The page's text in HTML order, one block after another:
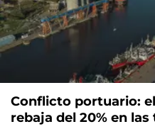
Conflicto portuario:
rebaja del 20% en